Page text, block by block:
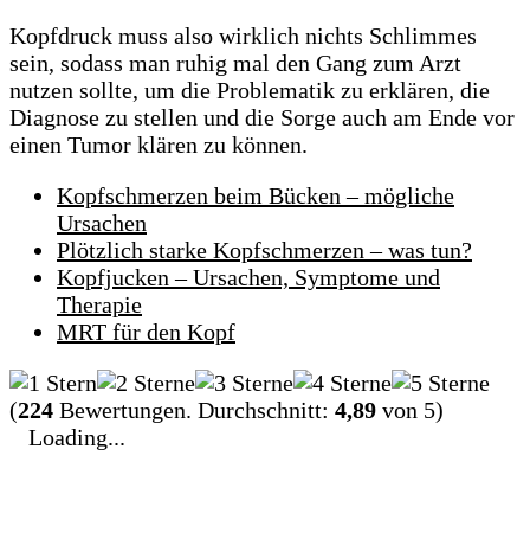
Kopfdruck muss also wirklich nichts Schlimmes
sein, sodass man ruhig mal den Gang zum Arzt
nutzen sollte, um die Problematik zu erklären, die
Diagnose zu stellen und die Sorge auch am Ende vor
einen Tumor klären zu können.
Kopfschmerzen beim Bücken – mögliche
Ursachen
Plötzlich starke Kopfschmerzen – was tun?
Kopfjucken – Ursachen, Symptome und
Therapie
MRT für den Kopf
(224 Bewertungen. Durchschnitt: 4,89 von 5)
Loading...